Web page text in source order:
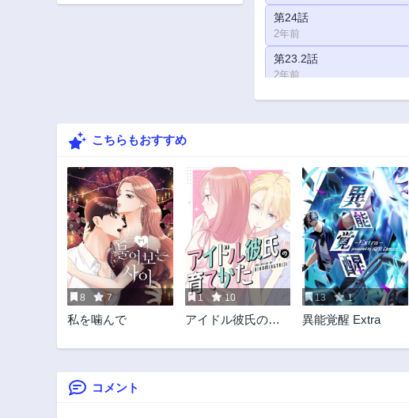
第24話
2年前
第23.2話
2年前
第21.1話
第17.1話
2年前
第15.1話
2年前
第13.2話
2年前
第10.1話
2年前
第6話
こちらもおすすめ
8 7
私を噛んで
1 10
アイドル彼氏の育
13 1
異能覚醒 Extra
コメント